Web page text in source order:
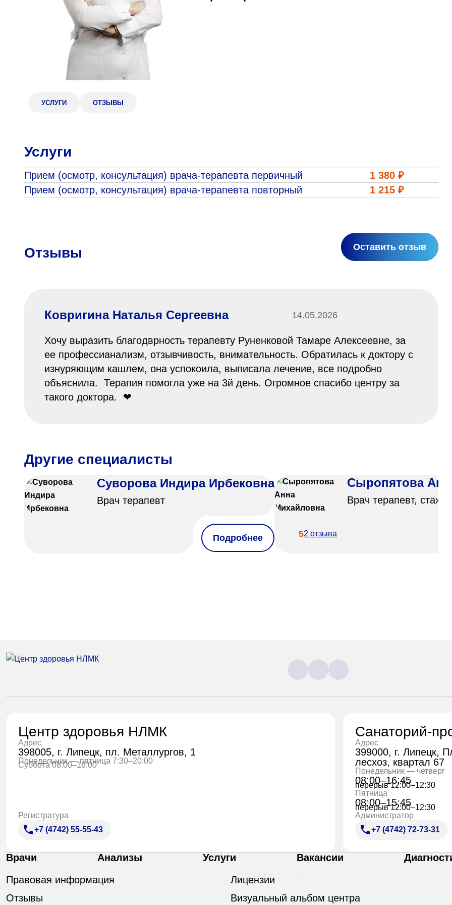
398005, г. Липецк, пл. Металлургов, 1
Понедельник — пятница 7:30–20:00
Суббота 08:00–16:00
УСЛУГИ ОТЗЫВЫ
Услуги
Прием (осмотр, консультация) врача-терапевта первичный
1 380 ₽
Прием (осмотр, консультация) врача-терапевта повторный
1 215 ₽
Отзывы Оставить отзыв
Ковригина Наталья Сергеевна 14.05.2026
Хочу выразить благодврность терапевту Руненковой Тамаре Алексеевне, за
ее профессианализм, отзывчивость, внимательность. Обратилась к доктору с
изнуряющим кашлем, она успокоила, выписала лечение, все подробно
объяснила. Терапия помогла уже на 3й день. Огромное спасибо центру за
такого доктора. ❤
Другие специалисты
Суворова Индира Ирбековна
Врач терапевт
Подробнее
Сыропятова
Врач терапевт, стаж 9
52 отзыва
Центр здоровья НЛМК
Адрес
398005, г. Липецк, пл. Металлургов, 1
Понедельник — пятница 7:30–20:00
Суббота 08:00–16:00
Регистратура
+7 (4742) 55-55-43
Санаторий-
Адрес
399000, г. Липецк,
лесхоз, квартал 67
Понедельник — четверг
08:00–16:45
перерыв 12:00–12:30
Пятница
08:00–15:45
перерыв 12:00–12:30
Администратор
+7 (4742) 72-73-31
Врачи Анализы Услуги Вакансии
Правовая информация
Отзывы
Лицензии
Визуальный альбом центра